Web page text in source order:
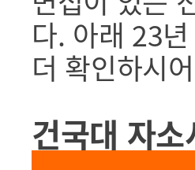
다. 아래 23
더 확인하시
건국대 자